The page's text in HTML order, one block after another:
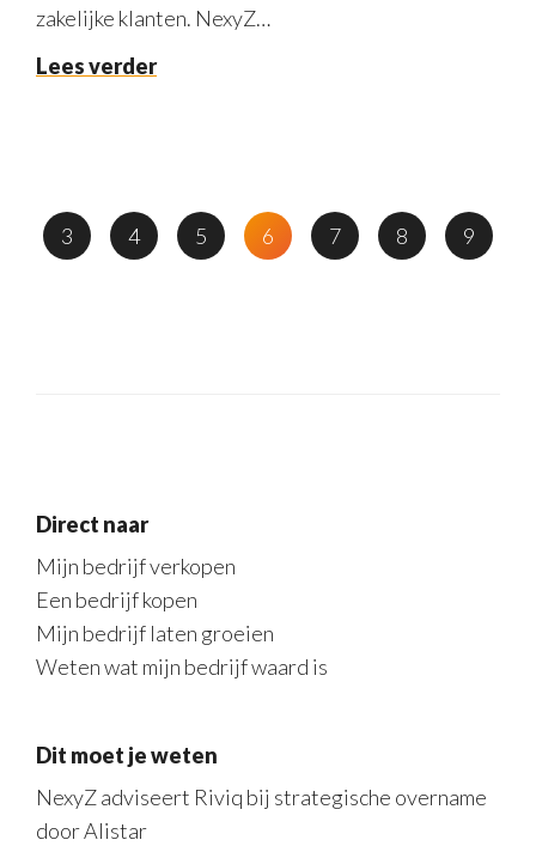
zakelijke klanten. NexyZ…
Lees verder
3 4 5 6 7 8 9
Direct naar
Mijn bedrijf verkopen
Een bedrijf kopen
Mijn bedrijf laten groeien
Weten wat mijn bedrijf waard is
Dit moet je weten
NexyZ adviseert Riviq bij strategische overname
door Alistar